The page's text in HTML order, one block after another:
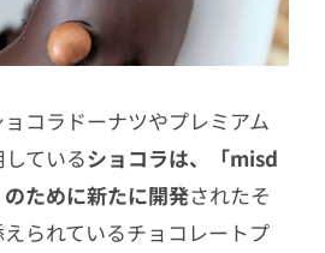
コラドーナツやプレミアム
ているショコラは、「misd
ために新たに開発されたそ
られているチョコレートプ